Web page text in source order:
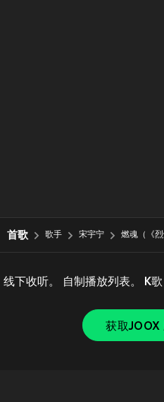
首歌 歌手 宋宇宁 燃魂（《烈
线下收听。 自制播放列表。 K
获取JOOX